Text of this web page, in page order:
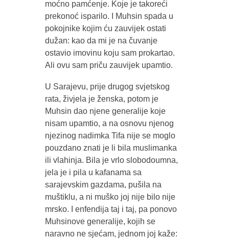
moćno pamćenje. Koje je takoreći
prekonoć isparilo. I Muhsin spada u
pokojnike kojim ću zauvijek ostati
dužan: kao da mi je na čuvanje
ostavio imovinu koju sam prokartao.
Ali ovu sam priču zauvijek upamtio.
U Sarajevu, prije drugog svjetskog
rata, živjela je ženska, potom je
Muhsin dao njene generalije koje
nisam upamtio, a na osnovu njenog
njezinog nadimka Tifa nije se moglo
pouzdano znati je li bila muslimanka
ili vlahinja. Bila je vrlo slobodoumna,
jela je i pila u kafanama sa
sarajevskim gazdama, pušila na
muštiklu, a ni muško joj nije bilo nije
mrsko. I enfendija taj i taj, pa ponovo
Muhsinove generalije, kojih se
naravno ne sjećam, jednom joj kaže: